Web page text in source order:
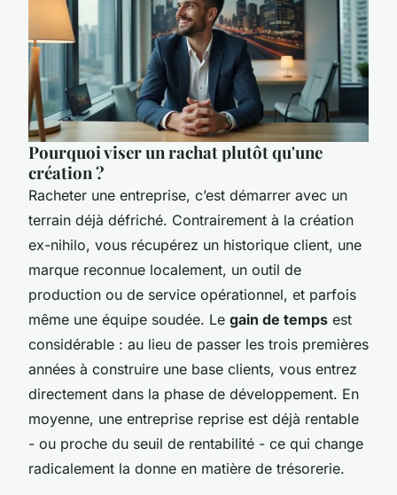
Pourquoi viser un rachat plutôt qu'une
création ?
Racheter une entreprise, c’est démarrer avec un
terrain déjà défriché. Contrairement à la création
ex-nihilo, vous récupérez un historique client, une
marque reconnue localement, un outil de
production ou de service opérationnel, et parfois
même une équipe soudée. Le gain de temps est
considérable : au lieu de passer les trois premières
années à construire une base clients, vous entrez
directement dans la phase de développement. En
moyenne, une entreprise reprise est déjà rentable
- ou proche du seuil de rentabilité - ce qui change
radicalement la donne en matière de trésorerie.